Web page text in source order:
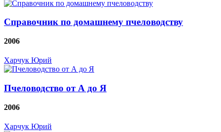
Справочник по домашнему пчеловодству
2006
Харчук Юрий
Пчеловодство от А до Я
2006
Харчук Юрий